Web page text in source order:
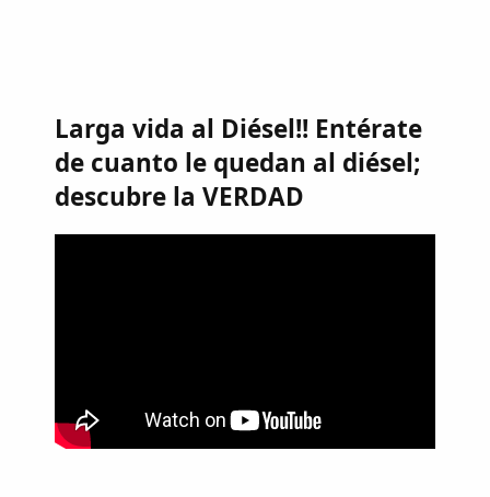
Larga vida al Diésel!! Entérate
de cuanto le quedan al diésel;
descubre la VERDAD